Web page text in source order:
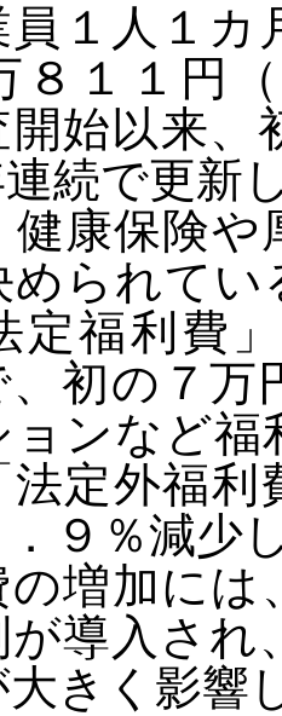
１人１カ
８１１円
開始以来
続で更新
健康保険
められて
定福利費
、初の７
ョンなど
法定外福
９％減少
増加には
導入され
大きく影響